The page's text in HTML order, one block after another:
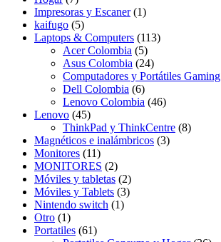
Impresoras y Escaner (1)
kaifugo (5)
Laptops & Computers (113)
Acer Colombia (5)
Asus Colombia (24)
Computadores y Portátiles Gaming
Dell Colombia (6)
Lenovo Colombia (46)
Lenovo (45)
ThinkPad y ThinkCentre (8)
Magnéticos e inalámbricos (3)
Monitores (11)
MONITORES (2)
Móviles y tabletas (2)
Móviles y Tablets (3)
Nintendo switch (1)
Otro (1)
Portatiles (61)